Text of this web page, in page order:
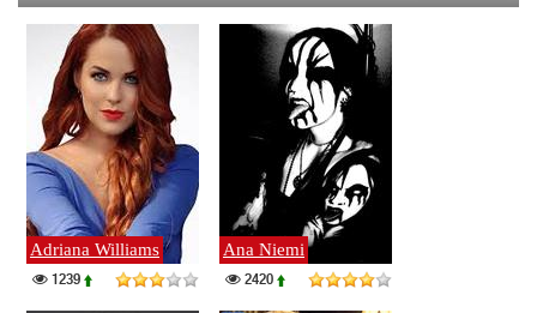
Adriana Williams
1239
Ana Niemi
2420